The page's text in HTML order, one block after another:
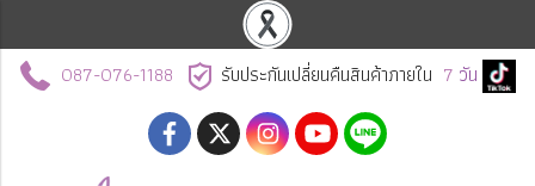
087-076-1188 รับประกันเปลี่ยนคืนสินค้าภายใน 7 วัน